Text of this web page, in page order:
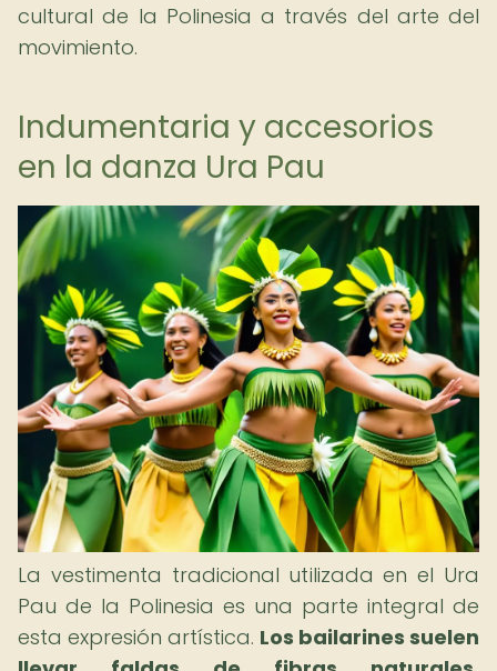
cultural de la Polinesia a través del arte del
movimiento.
Indumentaria y accesorios
en la danza Ura Pau
La vestimenta tradicional utilizada en el Ura
Pau de la Polinesia es una parte integral de
esta expresión artística. Los bailarines suelen